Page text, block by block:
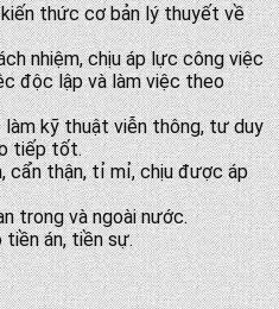
thức cơ bản lý thuyết về
nhiệm, chịu áp lực công việc
độc lập và làm việc theo
kỹ thuật viễn thông, tư duy
tiếp tốt.
cẩn thận, tỉ mỉ, chịu được áp
trong và ngoài nước.
tiền án, tiền sự.